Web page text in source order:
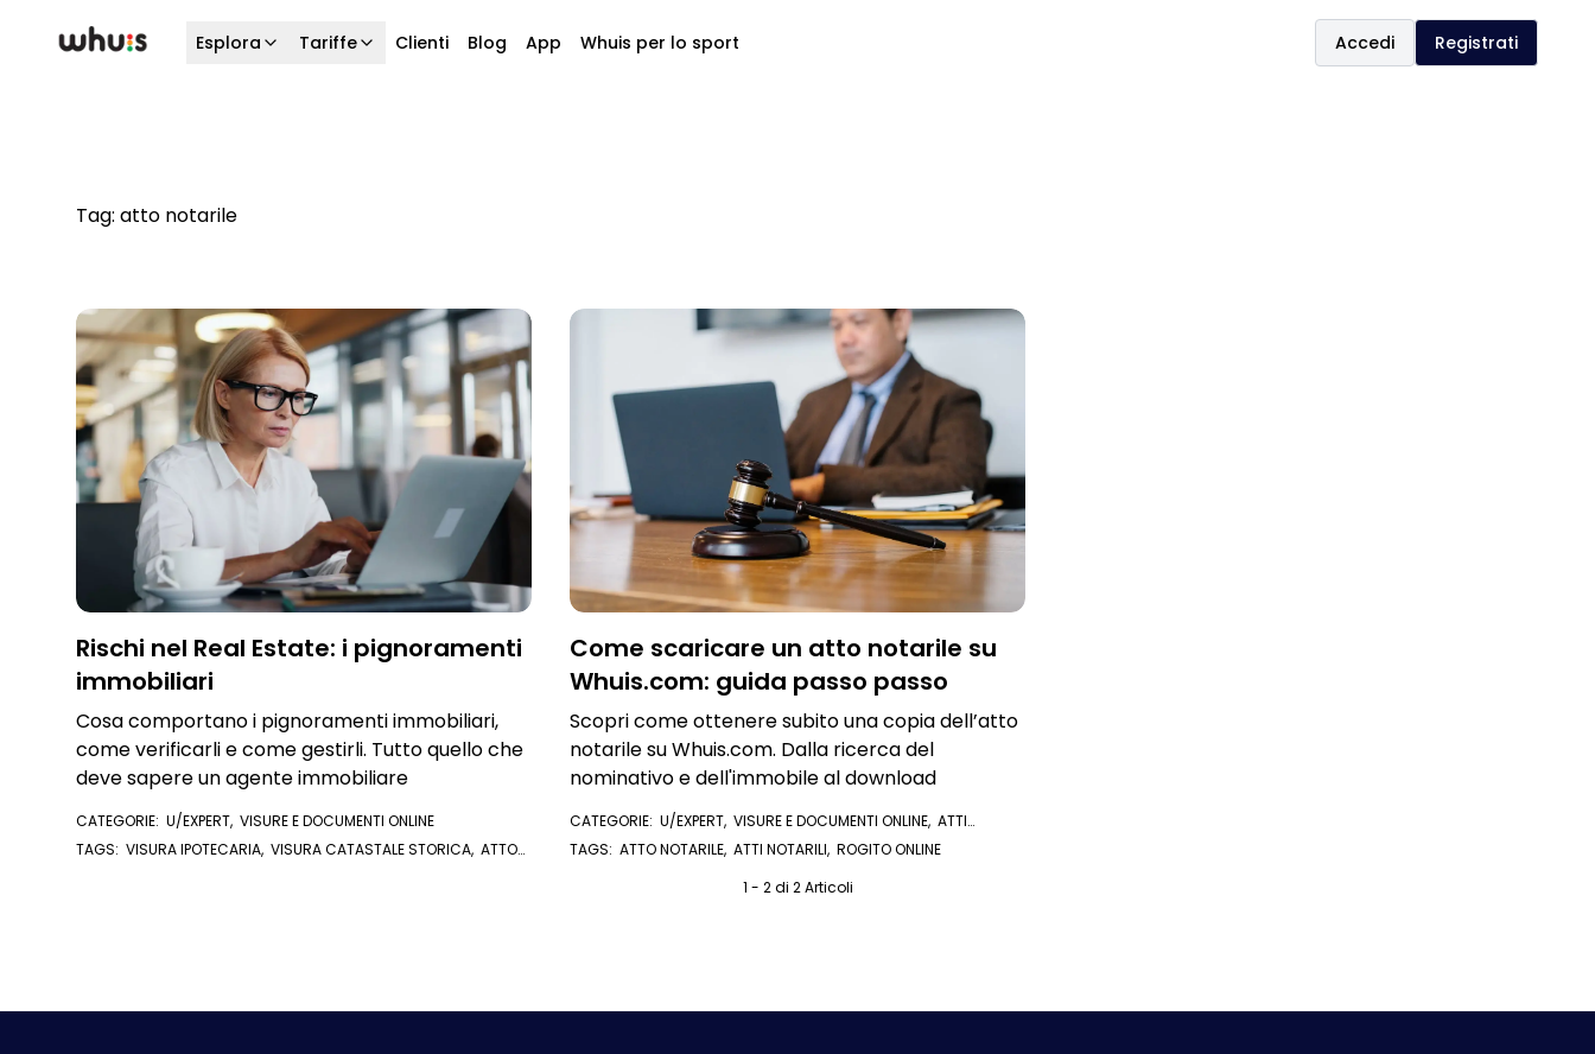
Esplora Tariffe Clienti Blog App Whuis per lo sport Accedi Registrati
Tag: atto notarile
Rischi nel Real Estate: i pignoramenti
immobiliari
Cosa comportano i pignoramenti immobiliari,
come verificarli e come gestirli. Tutto quello che
deve sapere un agente immobiliare
CATEGORIE: U/EXPERT, VISURE E DOCUMENTI ONLINE
TAGS: VISURA IPOTECARIA, VISURA CATASTALE STORICA, ATTO
Come scaricare un atto notarile su
Whuis.com: guida passo passo
Scopri come ottenere subito una copia dell’atto
notarile su Whuis.com. Dalla ricerca del
nominativo e dell'immobile al download
CATEGORIE: U/EXPERT, VISURE E DOCUMENTI ONLINE, ATTI
NOTARILI
TAGS: ATTO NOTARILE, ATTI NOTARILI, ROGITO ONLINE
1 - 2 di 2 Articoli